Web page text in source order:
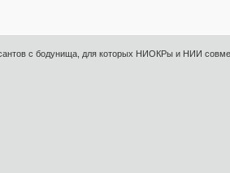
с бодунища, для которых НИОКРы и НИИ